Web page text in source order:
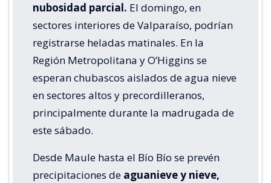
nubosidad parcial. El domingo, en
sectores interiores de Valparaíso, podrían
registrarse heladas matinales. En la
Región Metropolitana y O’Higgins se
esperan chubascos aislados de agua nieve
en sectores altos y precordilleranos,
principalmente durante la madrugada de
este sábado.
Desde Maule hasta el Bío Bío se prevén
precipitaciones de aguanieve y nieve,